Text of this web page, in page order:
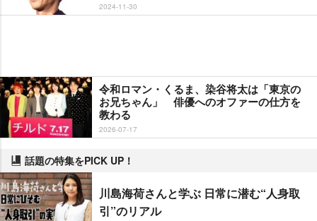
2024-11-30
令和ロマン・くるま、染谷将太は「東京の
お兄ちゃん」 俳優へのオファーの仕方を
教わる
2026-07-17
話題の特集をPICK UP！
川島海荷さんと学ぶ 日常に潜む“人身取
引”のリアル